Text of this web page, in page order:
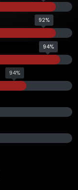
92%
94%